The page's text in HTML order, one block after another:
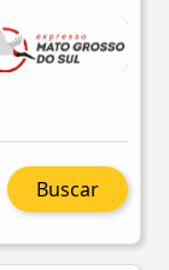
Buscar